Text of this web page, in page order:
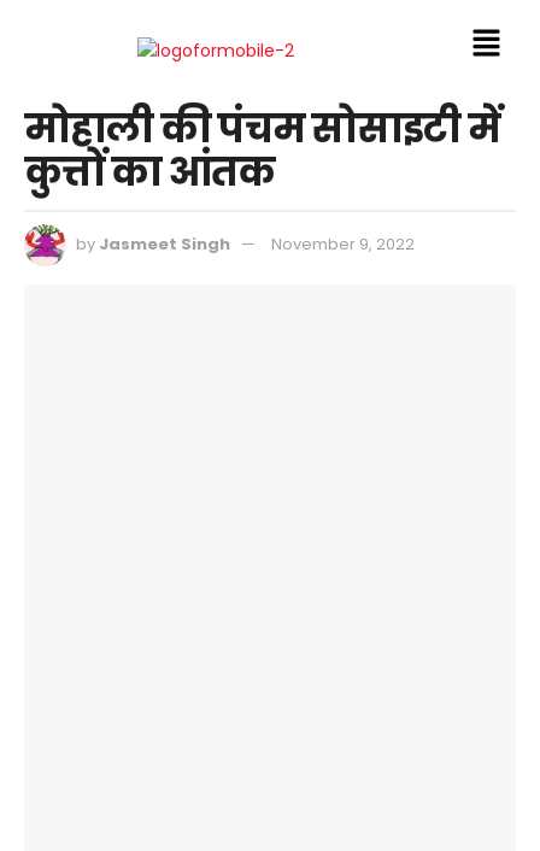
मोहाली की पंचम सोसाइटी में
कुत्तों का आंतक
by Jasmeet Singh November 9, 2022